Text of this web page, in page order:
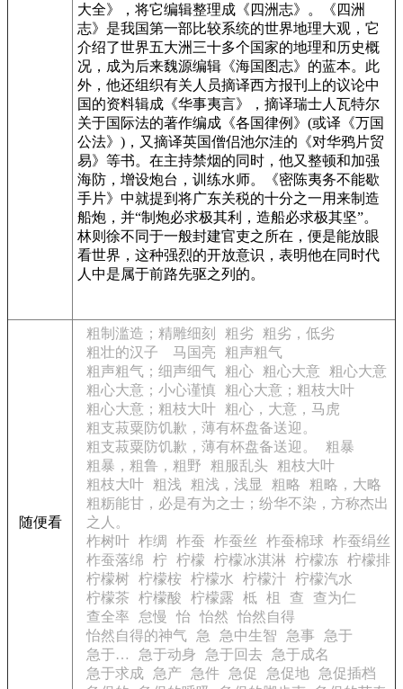
大全》，将它编辑整理成《四洲志》。《四洲
志》是我国第一部比较系统的世界地理大观，它
介绍了世界五大洲三十多个国家的地理和历史概
况，成为后来魏源编辑《海国图志》的蓝本。此
外，他还组织有关人员摘译西方报刊上的议论中
国的资料辑成《华事夷言》，摘译瑞士人瓦特尔
关于国际法的著作编成《各国律例》(或译《万国
公法》)，又摘译英国僧侣池尔洼的《对华鸦片贸
易》等书。在主持禁烟的同时，他又整顿和加强
海防，增设炮台，训练水师。《密陈夷务不能歇
手片》中就提到将广东关税的十分之一用来制造
船炮，并“制炮必求极其利，造船必求极其坚”。
林则徐不同于一般封建官吏之所在，便是能放眼
看世界，这种强烈的开放意识，表明他在同时代
人中是属于前路先驱之列的。
随便看
粗制滥造；精雕细刻 粗劣
粗劣，低劣
粗壮的汉子 马国亮
粗声粗气
粗声粗气；细声细气
粗心 粗心大意
粗心大意
粗心大意；小心谨慎
粗心大意；粗枝大叶
粗心大意；粗枝大叶
粗心，大意，马虎
粗支菽粟防饥歉，薄有杯盘备送迎。
粗支菽粟防饥歉，薄有杯盘备送迎。
粗暴
粗暴，粗鲁，粗野
粗服乱头
粗枝大叶
粗枝大叶
粗浅 粗浅，浅显 粗略
粗略，大略
粗粝能甘，必是有为之士；纷华不染，方称杰出
之人。
柞树叶 柞绸 柞蚕 柞蚕丝 柞蚕棉球
柞蚕绢丝
柞蚕落绵
柠 柠檬 柠檬冰淇淋 柠檬冻 柠檬排
柠檬树
柠檬桉 柠檬水 柠檬汁 柠檬汽水
柠檬茶
柠檬酸 柠檬露 柢 柤 查
查为仁
查全率
怠慢 怡 怡然
怡然自得
怡然自得的神气
急 急中生智 急事
急于
急于…
急于动身 急于回去
急于成名
急于求成
急产 急件 急促 急促地
急促插档